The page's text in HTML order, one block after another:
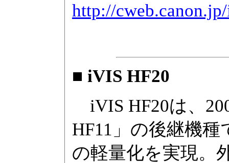
http://
■ iVIS HF20
iVIS HF20は、
HF11」の後継機種
の軽量化を実現。